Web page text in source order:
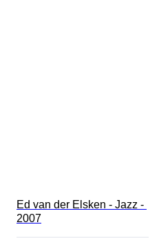
Ed van der Elsken - Jazz -
2007